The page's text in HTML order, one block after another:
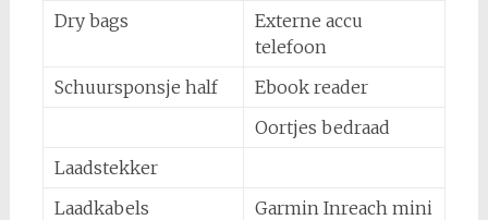
Dry bags
Externe accu
telefoon
Schuursponsje half
Ebook reader
Oortjes bedraad
Laadstekker
Laadkabels
Garmin Inreach mini